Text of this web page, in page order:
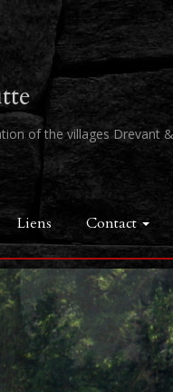
of the villages Drevant
Liens Contact